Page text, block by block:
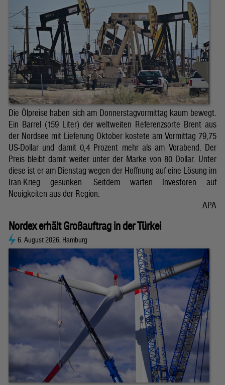
Die Ölpreise haben sich am Donnerstagvormittag kaum bewegt.
Ein Barrel (159 Liter) der weltweiten Referenzsorte Brent aus
der Nordsee mit Lieferung Oktober kostete am Vormittag 79,75
US-Dollar und damit 0,4 Prozent mehr als am Vorabend. Der
Preis bleibt damit weiter unter der Marke von 80 Dollar. Unter
diese ist er am Dienstag wegen der Hoffnung auf eine Lösung im
Iran-Krieg gesunken. Seitdem warten Investoren auf
Neuigkeiten aus der Region.
APA
Nordex erhält Großauftrag in der Türkei
6. August 2026, Hamburg